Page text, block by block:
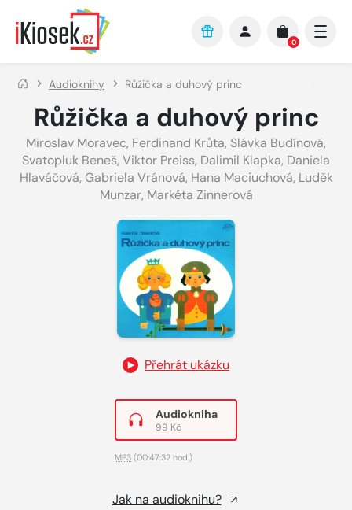
Přejít na hlavní obsah
0
Audioknihy Růžička a duhový princ
Růžička a duhový princ
Miroslav Moravec, Ferdinand Krůta, Slávka Budínová,
Svatopluk Beneš, Viktor Preiss, Dalimil Klapka, Daniela
Hlaváčová, Gabriela Vránová, Hana Maciuchová, Luděk
Munzar, Markéta Zinnerová
Přehrát ukázku
Audiokniha
99 Kč
MP3 (00:47:32 hod.)
Jak na audioknihu?